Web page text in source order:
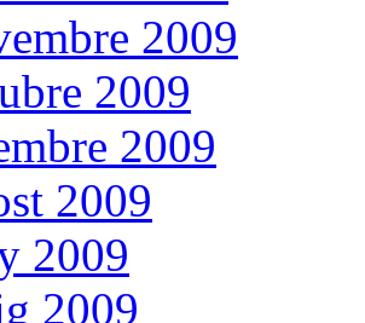
2009
2009
2009
2009
2009
2009